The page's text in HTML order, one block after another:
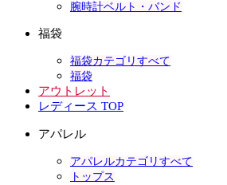
腕時計ベルト・バンド
福袋
福袋カテゴリすべて
福袋
アウトレット
レディース TOP
アパレル
アパレルカテゴリすべて
トップス